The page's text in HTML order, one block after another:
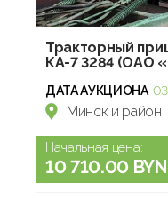
Тракторный
КА-7 3284 (ОАО
ДАТА АУКЦИОНА
Минск и район
Начальная цена:
10 710.00 BYN